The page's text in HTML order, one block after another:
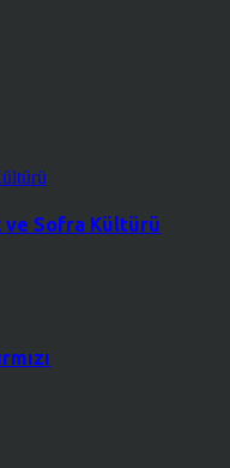
ve Sofra Kültürü